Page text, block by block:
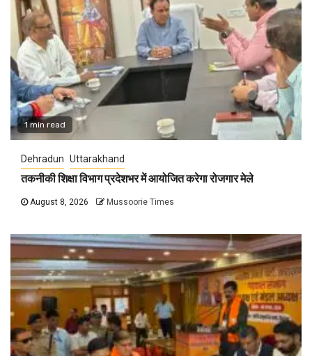
1 min read
Dehradun Uttarakhand
तकनीकी शिक्षा विभाग प्रदेशभर में आयोजित करेगा रोजगार मेले
August 8, 2026 Mussoorie Times